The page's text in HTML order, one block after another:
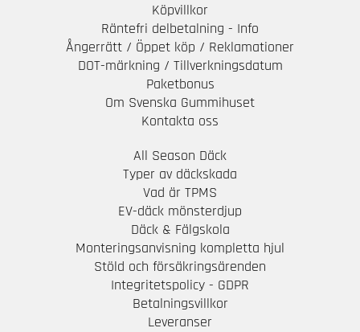
Köpvillkor
Räntefri delbetalning - Info
Ångerrätt / Öppet köp / Reklamationer
DOT-märkning / Tillverkningsdatum
Paketbonus
Om Svenska Gummihuset
Kontakta oss
All Season Däck
Typer av däckskada
Vad är TPMS
EV-däck mönsterdjup
Däck & Fälgskola
Monteringsanvisning kompletta hjul
Stöld och försäkringsärenden
Integritetspolicy - GDPR
Betalningsvillkor
Leveranser